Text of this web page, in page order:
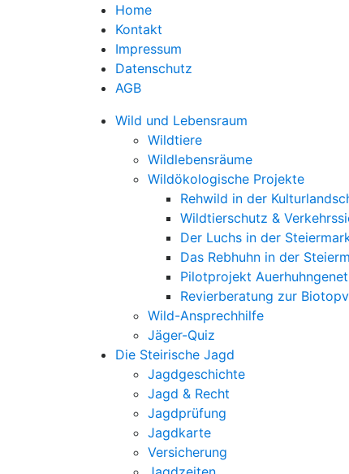
Home
Kontakt
Impressum
Datenschutz
AGB
Wild und Lebensraum
Wildtiere
Wildlebensräume
Wildökologische Projekte
Rehwild in der
Wildtierschutz &
Der Luchs in der
Das Rebhuhn in der
Pilotprojekt
Revierberatung zur
Wild-Ansprechhilfe
Jäger-Quiz
Die Steirische Jagd
Jagdgeschichte
Jagd & Recht
Jagdprüfung
Jagdkarte
Versicherung